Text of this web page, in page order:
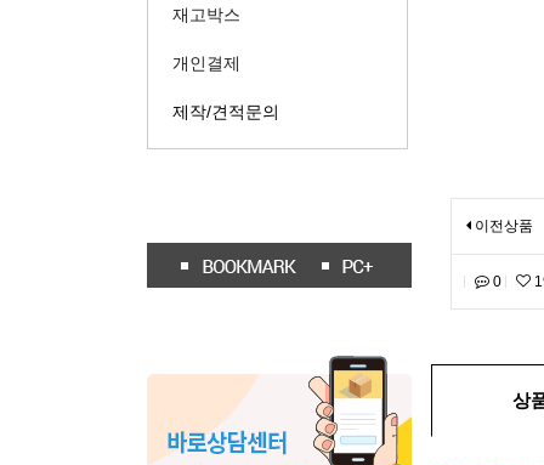
재고박스
개인결제
제작/견적문의
이전상품
0
상